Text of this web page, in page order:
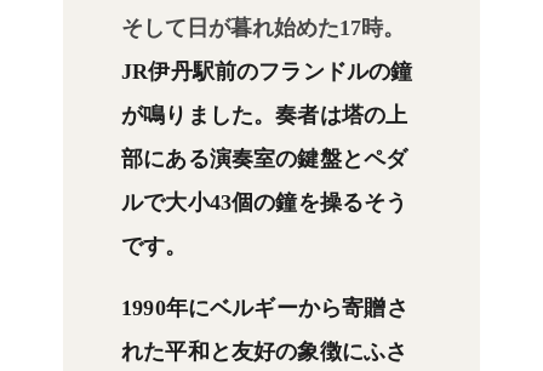
そして日が暮れ始めた17時。
JR伊丹駅前のフランドルの鐘
が鳴りました。奏者は塔の上
部にある演奏室の鍵盤とペダ
ルで大小43個の鐘を操るそう
です。
1990年にベルギーから寄贈さ
れた平和と友好の象徴にふさ